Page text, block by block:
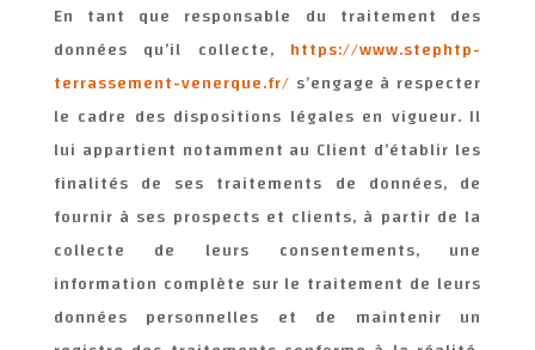
En tant que responsable du traitement des
données qu’il collecte, https://www.stephtp-
terrassement-venerque.fr/ s’engage à respecter
le cadre des dispositions légales en vigueur. Il
lui appartient notamment au Client d’établir les
finalités de ses traitements de données, de
fournir à ses prospects et clients, à partir de la
collecte de leurs consentements, une
information complète sur le traitement de leurs
données personnelles et de maintenir un